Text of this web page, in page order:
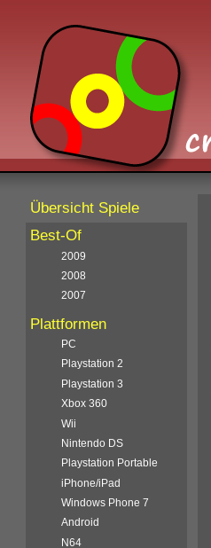
Übersicht Spiele
Best-Of
2009
2008
2007
Plattformen
PC
Playstation 2
Playstation 3
Xbox 360
Wii
Nintendo DS
Playstation Portable
iPhone/iPad
Windows Phone 7
Android
N64